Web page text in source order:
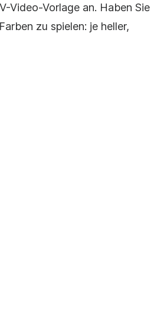
Video-Vorlage an. Haben Sie
zu spielen: je heller,